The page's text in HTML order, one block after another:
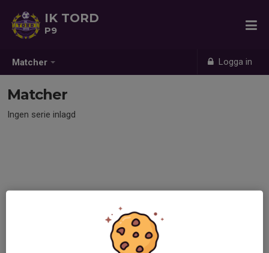
Matcher Logga in
IK TORD
P9
Matcher
Ingen serie inlagd